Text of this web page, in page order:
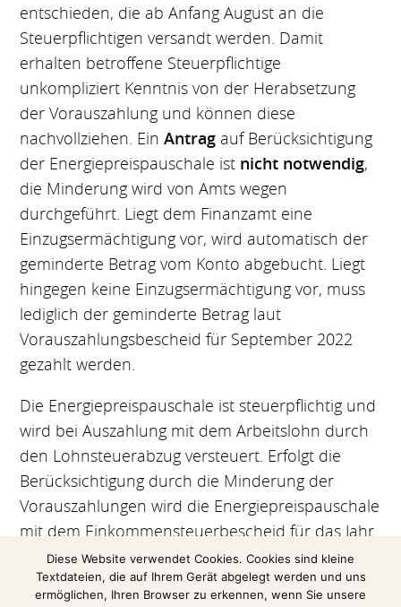
entschieden, die ab Anfang August an die
Steuerpflichtigen versandt werden. Damit
erhalten betroffene Steuerpflichtige
unkompliziert Kenntnis von der Herabsetzung
der Vorauszahlung und können diese
nachvollziehen. EinAntrag auf Berücksichtigung
der Energiepreispauschale ist nicht notwendig,
die Minderung wird von Amts wegen
durchgeführt. Liegt dem Finanzamt eine
Einzugsermächtigung vor, wird automatisch der
geminderte Betrag vom Konto abgebucht. Liegt
hingegen keine Einzugsermächtigung vor, muss
lediglich der geminderte Betrag laut
Vorauszahlungsbescheid für September 2022
gezahlt werden.
Die Energiepreispauschale ist steuerpflichtig und
wird bei Auszahlung mit dem Arbeitslohn durch
den Lohnsteuerabzug versteuert. Erfolgt die
Berücksichtigung durch die Minderung der
Vorauszahlungen wird die Energiepreispauschale
mit dem Einkommensteuerbescheid für das Jahr
2022 versteuert und die Steuerschuld in Höhe
der Energiepreispauschale gemindert.
Diese Website verwendet Cookies. Cookies sind kleine
Textdateien, die auf Ihrem Gerät abgelegt werden und uns
ermöglichen, Ihren Browser zu erkennen, wenn Sie unsere